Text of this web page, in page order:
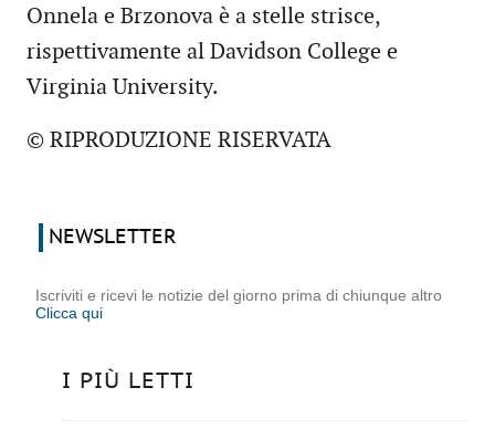
Onnela e Brzonova è a stelle strisce,
rispettivamente al Davidson College e
Virginia University.
© RIPRODUZIONE RISERVATA
NEWSLETTER
Iscriviti e ricevi le notizie del giorno prima di chiunque altro
Clicca qui
I PIÙ LETTI